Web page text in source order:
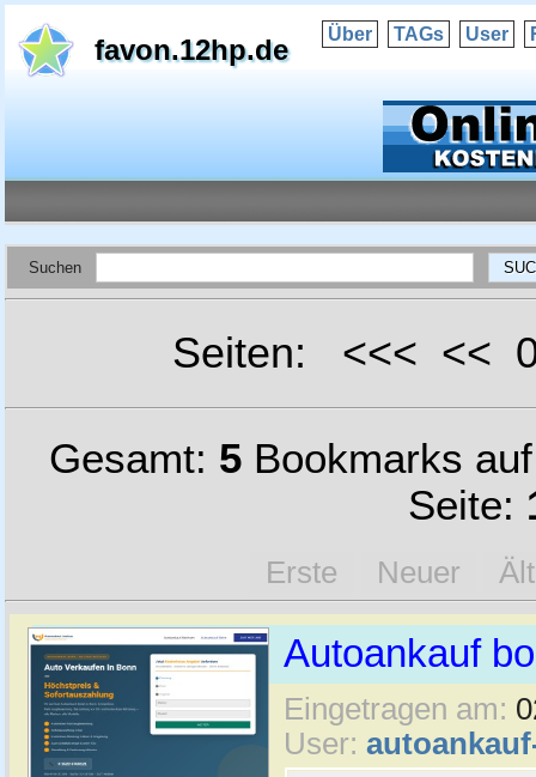
favon.12hp.de Über TAGs User
Suchen
Seiten: <<< <<
Gesamt: 5Bookmarks
Seite:
Erste Neuer
Autoankauf
Eingetragen am:
User: